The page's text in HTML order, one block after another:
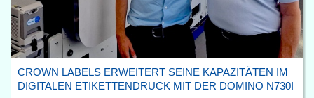
CROWN LABELS ERWEITERT SEINE KAPAZITÄTEN IM
DIGITALEN ETIKETTENDRUCK MIT DER DOMINO N730I